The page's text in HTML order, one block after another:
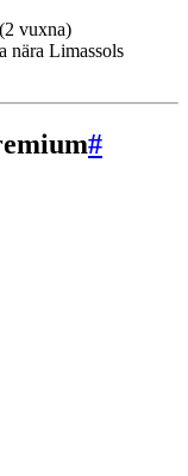
vuxna)
nära Limassols
#